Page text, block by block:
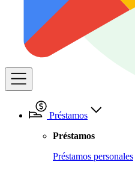
Préstamos
Préstamos
Préstamos personales